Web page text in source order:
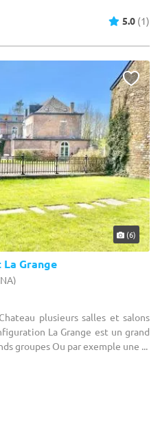
5.0 (1)
(6)
La Grange
plusieurs salles et salons
La Grange est un grand
groupes Ou par exemple une ...